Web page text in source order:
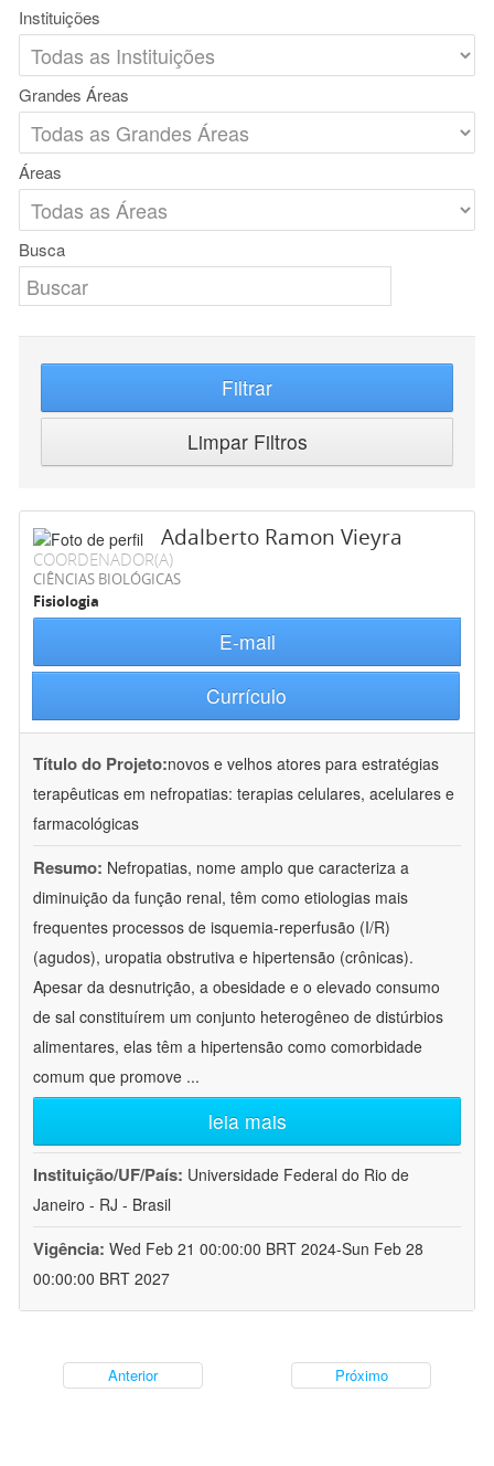
Instituições
Grandes Áreas
Áreas
Busca
Filtrar
Limpar Filtros
Adalberto Ramon Vieyra
COORDENADOR(A)
CIÊNCIAS BIOLÓGICAS
Fisiologia
E-mail
Currículo
Título do Projeto:novos e velhos atores para estratégias
terapêuticas em nefropatias: terapias celulares, acelulares e
farmacológicas
Resumo: Nefropatias, nome amplo que caracteriza a
diminuição da função renal, têm como etiologias mais
frequentes processos de isquemia-reperfusão (I/R)
(agudos), uropatia obstrutiva e hipertensão (crônicas).
Apesar da desnutrição, a obesidade e o elevado consumo
de sal constituírem um conjunto heterogêneo de distúrbios
alimentares, elas têm a hipertensão como comorbidade
comum que promove ...
leia mais
Instituição/UF/País: Universidade Federal do Rio de
Janeiro - RJ - Brasil
Vigência: Wed Feb 21 00:00:00 BRT 2024-Sun Feb 28
00:00:00 BRT 2027
Anterior Próximo